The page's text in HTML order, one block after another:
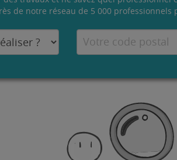
de notre réseau de 5 000 professionnels